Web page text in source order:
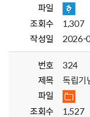
파일
조회수
1,307
작성일
2026-
번호
324
제목
독립기
파일
조회수
1,527